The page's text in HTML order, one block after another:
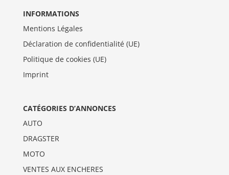
INFORMATIONS
Mentions Légales
Déclaration de confidentialité (UE)
Politique de cookies (UE)
Imprint
CATÉGORIES D’ANNONCES
AUTO
DRAGSTER
MOTO
VENTES AUX ENCHERES